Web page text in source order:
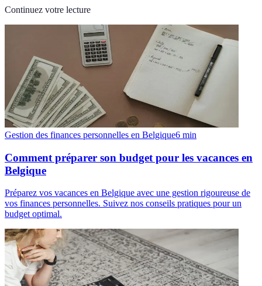
Continuez votre lecture
Gestion des finances personnelles en Belgique6 min
Comment préparer son budget pour les vacances en
Belgique
Préparez vos vacances en Belgique avec une gestion rigoureuse de
vos finances personnelles. Suivez nos conseils pratiques pour un
budget optimal.